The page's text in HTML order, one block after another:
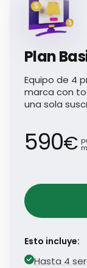
Plan
Equipo de 4
marca con
una sola
590€
Esto incluye:
Hasta 4